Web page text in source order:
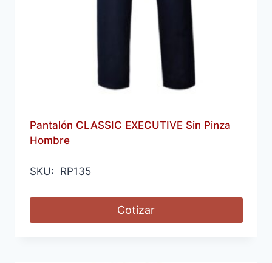
Pantalón CLASSIC EXECUTIVE Sin Pinza
Hombre
SKU: RP135
Cotizar